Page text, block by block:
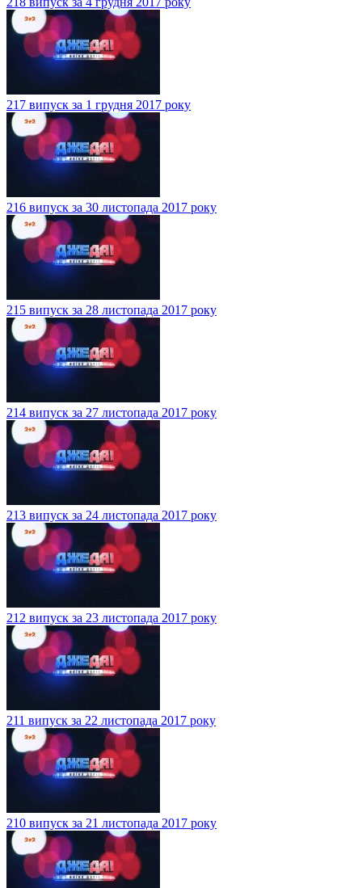
217 випуск за 1 грудня 2017 року
216 випуск за 30 листопада 2017 року
215 випуск за 28 листопада 2017 року
214 випуск за 27 листопада 2017 року
213 випуск за 24 листопада 2017 року
212 випуск за 23 листопада 2017 року
211 випуск за 22 листопада 2017 року
210 випуск за 21 листопада 2017 року